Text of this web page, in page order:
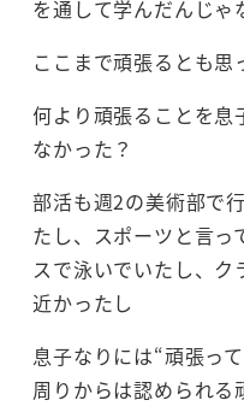
を通して学んだんじゃ
ここまで頑張るとも思
何より頑張ることを息
なかった？
部活も週2の美術部で
たし、スポーツと言っ
スで泳いでいたし、ク
近かったし
息子なりには“頑張っ
周りからは認められる